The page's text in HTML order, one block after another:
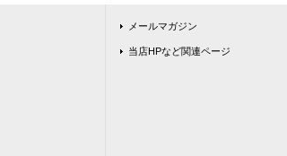
メールマガジン
当店HPなど関連ページ